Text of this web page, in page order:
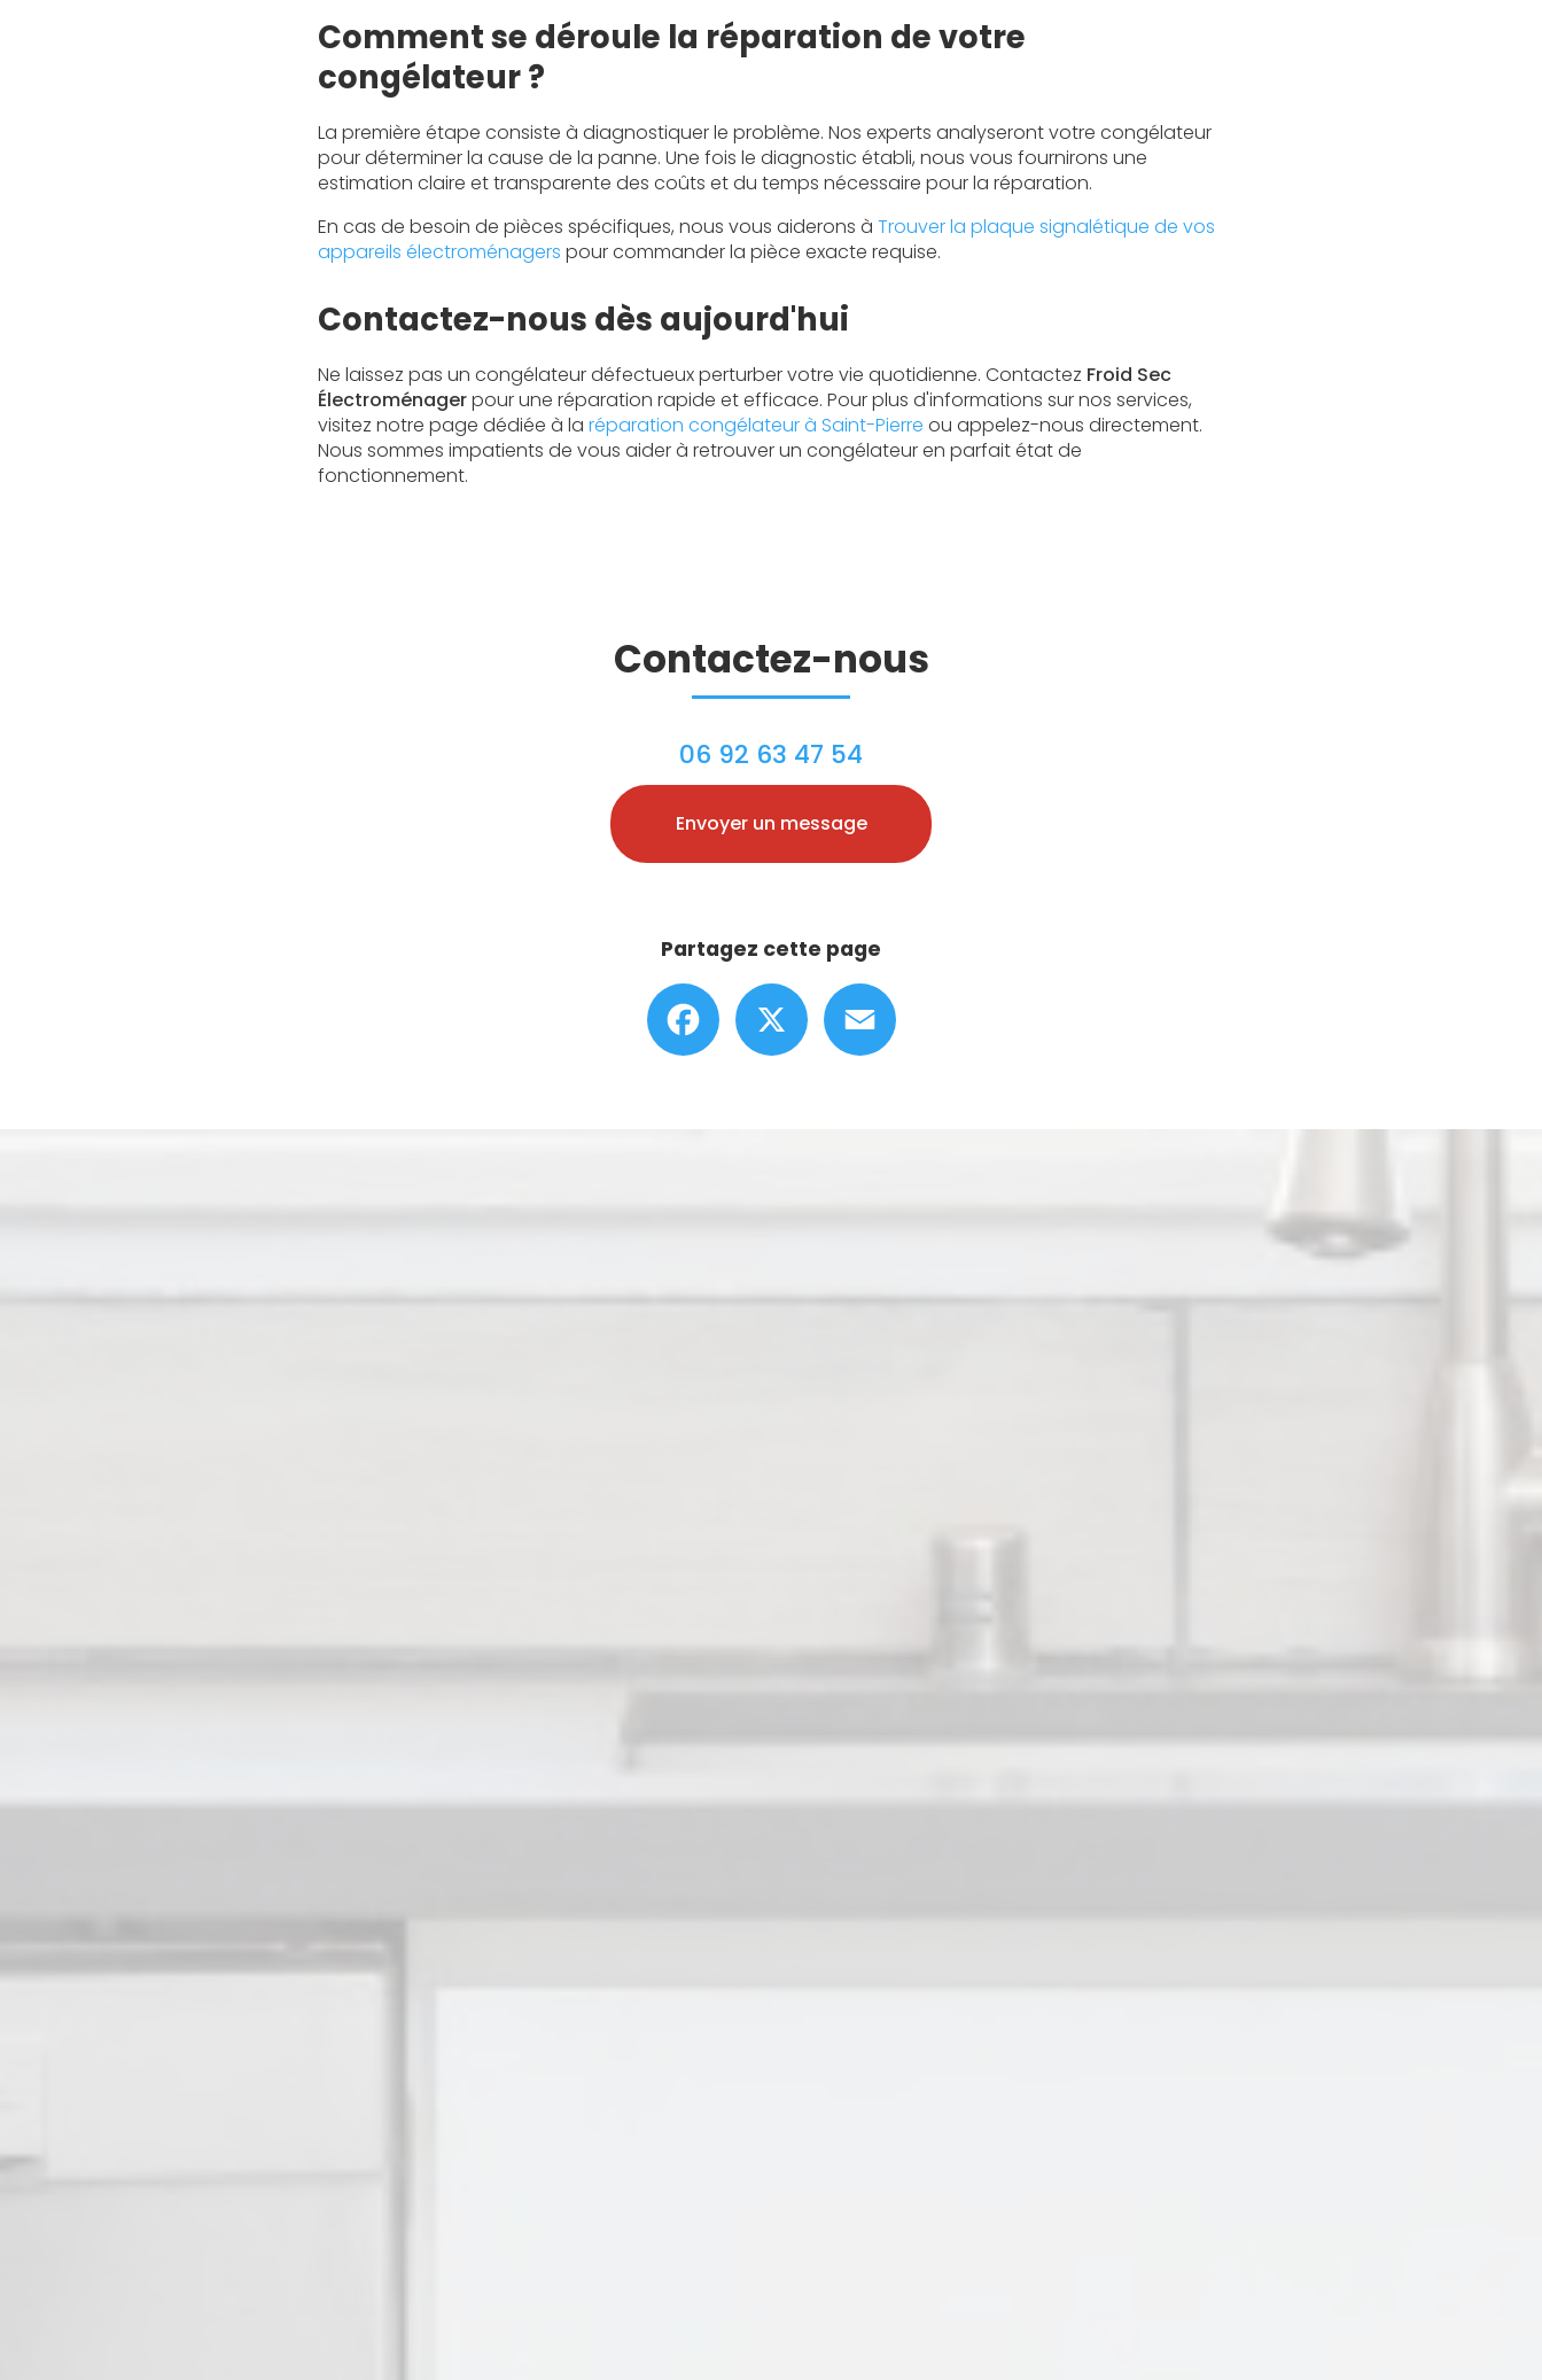
Comment se déroule la réparation de votre
congélateur ?
La première étape consiste à diagnostiquer le problème. Nos experts analyseront votre congélateur
pour déterminer la cause de la panne. Une fois le diagnostic établi, nous vous fournirons une
estimation claire et transparente des coûts et du temps nécessaire pour la réparation.
En cas de besoin de pièces spécifiques, nous vous aiderons à Trouver la plaque signalétique de vos
appareils électroménagers pour commander la pièce exacte requise.
Contactez-nous dès aujourd'hui
Ne laissez pas un congélateur défectueux perturber votre vie quotidienne. Contactez Froid Sec
Électroménagerpour une réparation rapide et efficace. Pour plus d'informations sur nos services,
visitez notre page dédiée à la réparation congélateur à Saint-Pierre ou appelez-nous directement.
Nous sommes impatients de vous aider à retrouver un congélateur en parfait état de
fonctionnement.
Contactez-nous
06 92 63 47 54
Envoyer un message
Partagez cette page
Facebook